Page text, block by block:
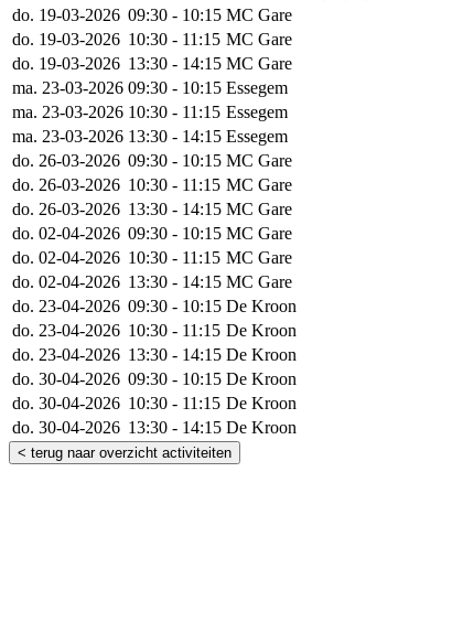
do. 19-03-2026 09:30 - 10:15 MC Gare
do. 19-03-2026 10:30 - 11:15 MC Gare
do. 19-03-2026 13:30 - 14:15 MC Gare
ma. 23-03-2026 09:30 - 10:15 Essegem
ma. 23-03-2026 10:30 - 11:15 Essegem
ma. 23-03-2026 13:30 - 14:15 Essegem
do. 26-03-2026 09:30 - 10:15 MC Gare
do. 26-03-2026 10:30 - 11:15 MC Gare
do. 26-03-2026 13:30 - 14:15 MC Gare
do. 02-04-2026 09:30 - 10:15 MC Gare
do. 02-04-2026 10:30 - 11:15 MC Gare
do. 02-04-2026 13:30 - 14:15 MC Gare
do. 23-04-2026 09:30 - 10:15 De Kroon
do. 23-04-2026 10:30 - 11:15 De Kroon
do. 23-04-2026 13:30 - 14:15 De Kroon
do. 30-04-2026 09:30 - 10:15 De Kroon
do. 30-04-2026 10:30 - 11:15 De Kroon
do. 30-04-2026 13:30 - 14:15 De Kroon
< terug naar overzicht activiteiten